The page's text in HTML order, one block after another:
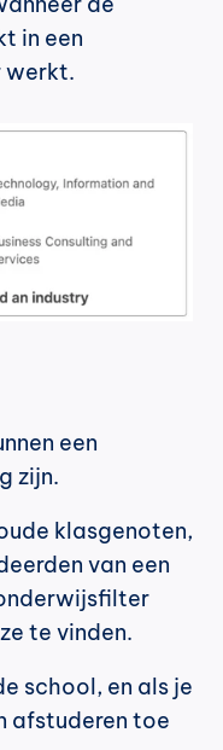
in een
werkt.
een
zijn.
klasgenoten,
van een
te vinden.
school, en als je
afstuderen toe